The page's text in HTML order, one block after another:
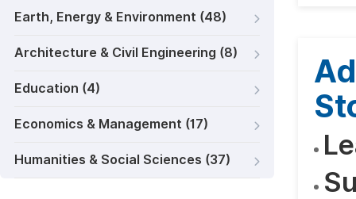
Earth, Energy & Environment (48)
Architecture & Civil Engineering (8)
Education (4)
Economics & Management (17)
Humanities & Social Sciences (37)